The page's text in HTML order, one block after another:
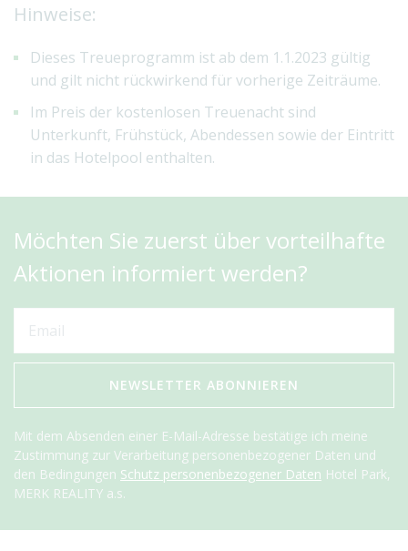
Hinweise:
Dieses Treueprogramm ist ab dem 1.1.2023 gültig
und gilt nicht rückwirkend für vorherige Zeiträume.
Im Preis der kostenlosen Treuenacht sind
Unterkunft, Frühstück, Abendessen sowie der Eintritt
in das Hotelpool enthalten.
Möchten Sie zuerst über vorteilhafte
Aktionen informiert werden?
NEWSLETTER ABONNIEREN
Mit dem Absenden einer E-Mail-Adresse bestätige ich meine
Zustimmung zur Verarbeitung personenbezogener Daten und
den Bedingungen Schutz personenbezogener Daten Hotel Park,
MERK REALITY a.s.